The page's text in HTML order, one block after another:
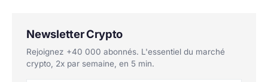
Newsletter Crypto
Rejoignez +40 000 abonnés. L'essentiel du marché
crypto, 2x par semaine, en 5 min.